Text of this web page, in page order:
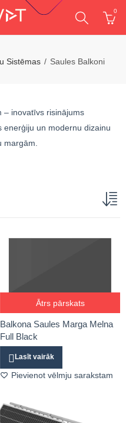
0
Sistēmas Saules Balkoni
– inovatīvs risinājums
enerģiju un modernu dizainu
Ātrs pārskats
Balkona Saules Marga Melna
Full Black
Lasīt vairāk
Pievienot vēlmju sarakstam